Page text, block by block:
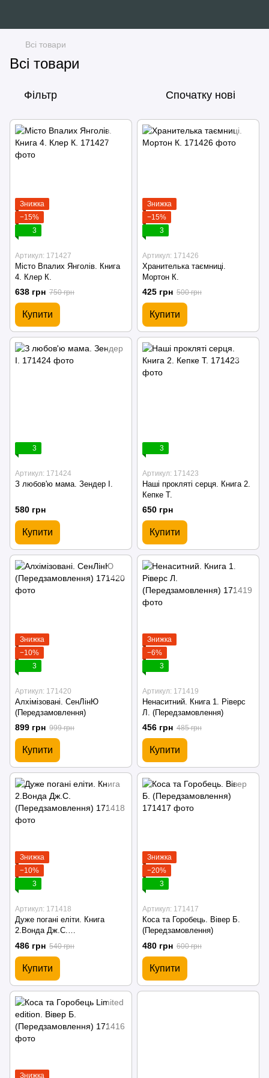
Всі товари
Всі товари
Фільтр Спочатку нові
Знижка
−15%
3
Артикул: 171427
Місто Впалих Янголів. Книга
4. Клер К.
638 грн 750 грн
Купити
Знижка
−15%
3
Артикул: 171426
Хранителька таємниці.
Мортон К.
425 грн 500 грн
Купити
3
Артикул: 171424
З любов'ю мама. Зендер І.
580 грн
Купити
3
Артикул: 171423
Наші прокляті серця. Книга 2.
Кепке Т.
650 грн
Купити
Знижка
−10%
3
Артикул: 171420
Алхімізовані. СенЛінЮ
(Передзамовлення)
899 грн 999 грн
Купити
Знижка
−6%
3
Артикул: 171419
Ненаситний. Книга 1. Ріверс
Л. (Передзамовлення)
456 грн 485 грн
Купити
Знижка
−10%
3
Артикул: 171418
Дуже погані еліти. Книга
2.Вонда Дж.С.
(Передзамовлення)
486 грн 540 грн
Купити
Знижка
−20%
3
Артикул: 171417
Коса та Горобець. Вівер Б.
(Передзамовлення)
480 грн 600 грн
Купити
Знижка